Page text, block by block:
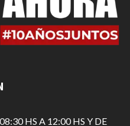
HS A 12:00 HS Y DE